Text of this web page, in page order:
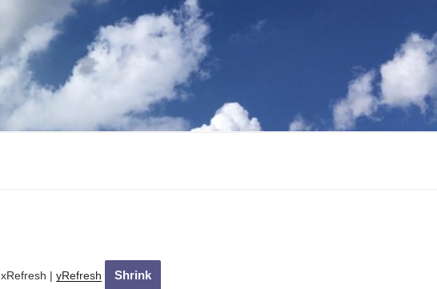
xRefresh | yRefresh